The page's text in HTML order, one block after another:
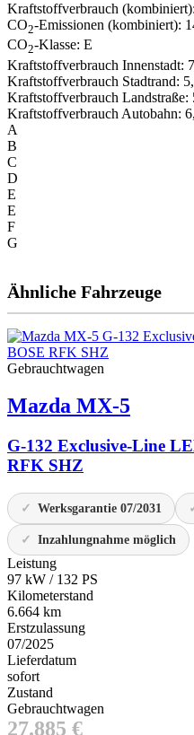
Kraftstoffverbrauch (kombiniert):
CO2-Emissionen (kombiniert):
CO2-Klasse: E
Kraftstoffverbrauch Innenstadt:
Kraftstoffverbrauch Stadtrand:
Kraftstoffverbrauch Landstraße:
Kraftstoffverbrauch Autobahn:
A
B
C
D
E
E
F
G
Ähnliche Fahrzeuge
Gebrauchtwagen
Mazda MX-5
G-132 Exclusive-Line
RFK SHZ
Werksgarantie 07/2031
Inzahlungnahme möglich
Leistung
97 kW / 132 PS
Kilometerstand
6.664 km
Erstzulassung
07/2025
Lieferdatum
sofort
Zustand
Gebrauchtwagen
27.885 €